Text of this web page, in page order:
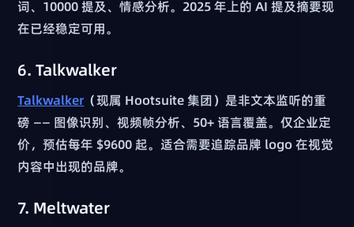
词、10000 提及、情感分析。2025 年上的 AI 提及摘要现
在已经稳定可用。
6. Talkwalker
Talkwalker （现属 Hootsuite 集团）是非文本监听的重
磅 —— 图像识别、视频帧分析、50+ 语言覆盖。仅企业定
价，预估每年 $9600 起。适合需要追踪品牌 logo 在视觉
内容中出现的品牌。
7. Meltwater